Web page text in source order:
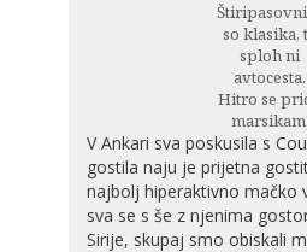
so klasika,
sploh ni
avtocesta.
Hitro se
marsikam.
V Ankari sva poskusila s
gostila naju je prijetna
najbolj hiperaktivno mačko
sva se s še z njenima
Sirije, skupaj smo obiskali